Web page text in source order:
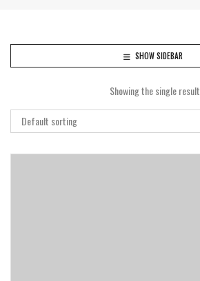
SHOW SIDEBAR
Showing the single result
Default sorting